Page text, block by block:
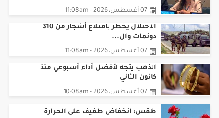
الشباب للأم...
07 أغسطس، 2026 - 11:08am
دونمات وال...
07 أغسطس، 2026 - 11:08am
الذهب يتجه لأفضل أداء أسبوعي منذ
كانون الثاني